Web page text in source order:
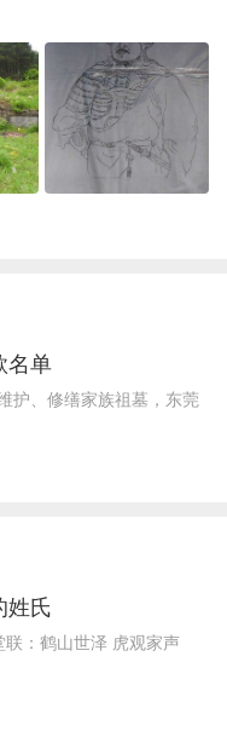
名单
护、修缮家族祖墓，东莞
姓氏
：鹤山世泽 虎观家声